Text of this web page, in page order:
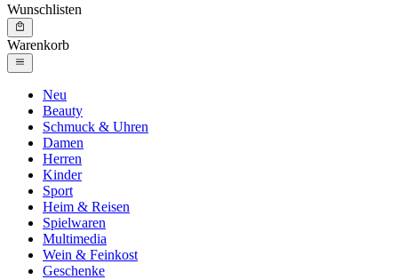
Wunschlisten
Warenkorb
Neu
Beauty
Schmuck & Uhren
Damen
Herren
Kinder
Sport
Heim & Reisen
Spielwaren
Multimedia
Wein & Feinkost
Geschenke